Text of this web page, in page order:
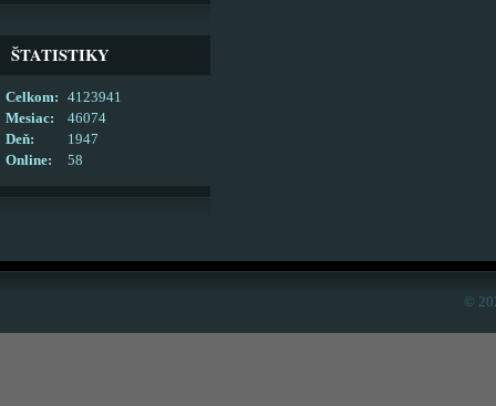
ŠTATISTIKY
Online: 58
Celkom:
4123941
Mesiac:
46074
Deň:
1947
©